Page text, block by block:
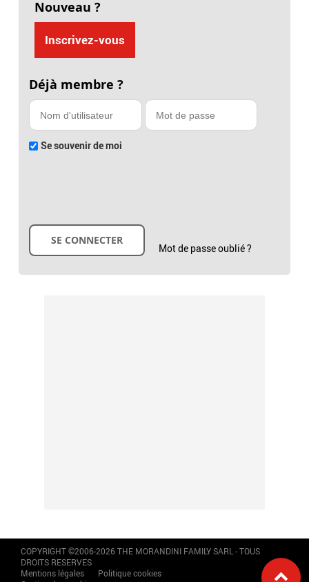
Nouveau ?
Inscrivez-vous
Déjà membre ?
Se souvenir de moi
Mot de passe oublié ?
COPYRIGHT ©2006-2026 THE MORANDINI FAMILY SARL - TOUS
DROITS RESERVES
Mentions légales
Politique cookies